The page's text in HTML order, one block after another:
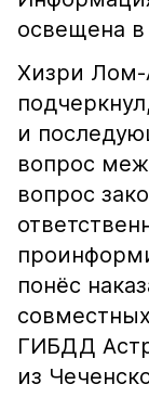
освещена в
Хизри Лом-
и
вопрос
вопрос
понёс
ГИБДД
из